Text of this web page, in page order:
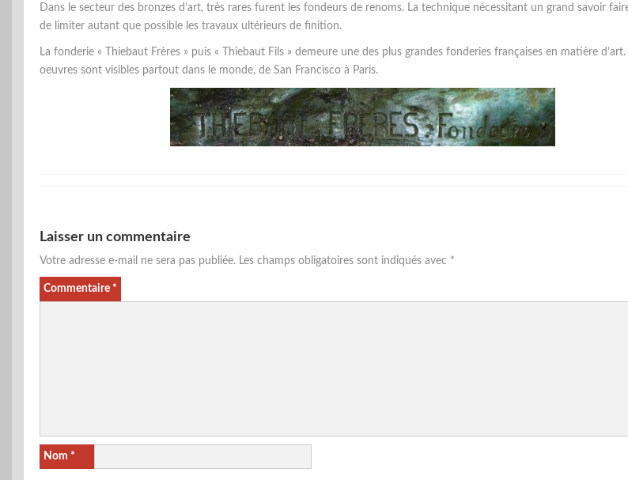
Dans le secteur des bronzes d’art, très rares furent les fondeurs de renoms. La technique nécessitant un grand savoir
de limiter autant que possible les travaux ultérieurs de finition.
La fonderie « Thiebaut Frères » puis « Thiebaut Fils » demeure une des plus grandes fonderies françaises en matière d’art.
oeuvres sont visibles partout dans le monde, de San Francisco à Paris.
Laisser un commentaire
Votre adresse e-mail ne sera pas publiée. Les champs obligatoires sont indiqués avec *
Commentaire *
Nom *